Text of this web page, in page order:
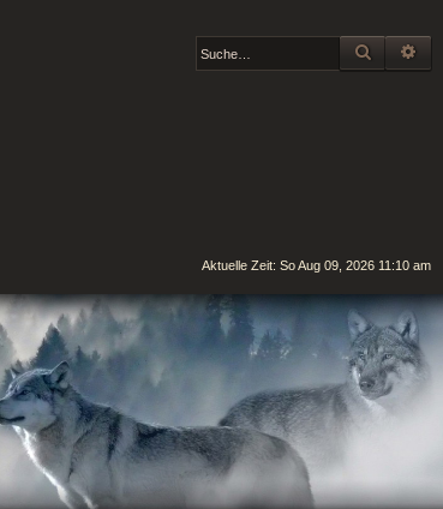
SUCHE
Aktuelle Zeit: So Aug 09, 2026 11:10 am